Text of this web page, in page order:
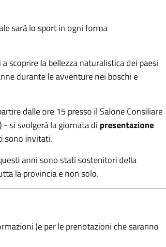
sarà lo sport in ogni forma
a scoprire la bellezza naturalistica dei paesi
durante le avventure nei boschi e
dalle ore 15 presso il Salone Consiliare
- si svolgerà la giornata di presentazione
sono invitati.
anni sono stati sostenitori della
la provincia e non solo.
(e per le prenotazioni che saranno